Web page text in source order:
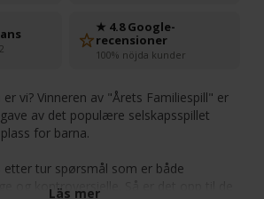
★ 4.8 Google-
recensioner
100% nöjda kunder
er vi? Vinneren av "Årets Familiespill" er
av det populære selskapsspillet
for barna.
etter tur spørsmål som er både
og kontroversielle. Så er det opp til de
Läs mer